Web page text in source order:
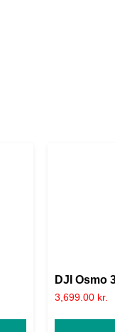
DJI Osmo
3,699.00 kr.